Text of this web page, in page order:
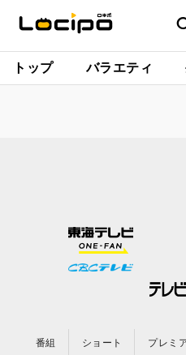
トップ バラエティ
番組 ショート プレミ